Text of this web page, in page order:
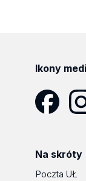
Ikony
Na skróty
Poczta UŁ